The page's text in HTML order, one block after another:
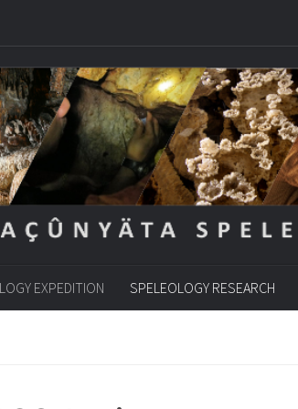
EXPEDITION SPELEOLOGY RESEARCH